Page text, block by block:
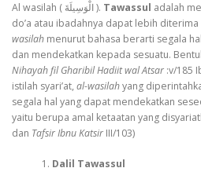
Al wasilah ( الْوَسِيلَةَ ). Tawassul adalah
do’a atau ibadahnya dapat lebih
wasilah menurut bahasa berarti segala
dan mendekatkan kepada sesuatu.
Nihayah fil Gharibil Hadiit wal Atsar :v/185
istilah syari’at, al-wasilahyang
segala hal yang dapat mendekatkan
yaitu berupa amal ketaatan yang
dan Tafsir Ibnu Katsir III/103)
Dalil Tawassul